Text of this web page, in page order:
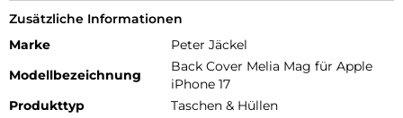
Zusätzliche Informationen
Marke
Peter Jäckel
Modellbezeichnung
Back Cover Melia Mag für Apple
iPhone 17
Produkttyp
Taschen & Hüllen